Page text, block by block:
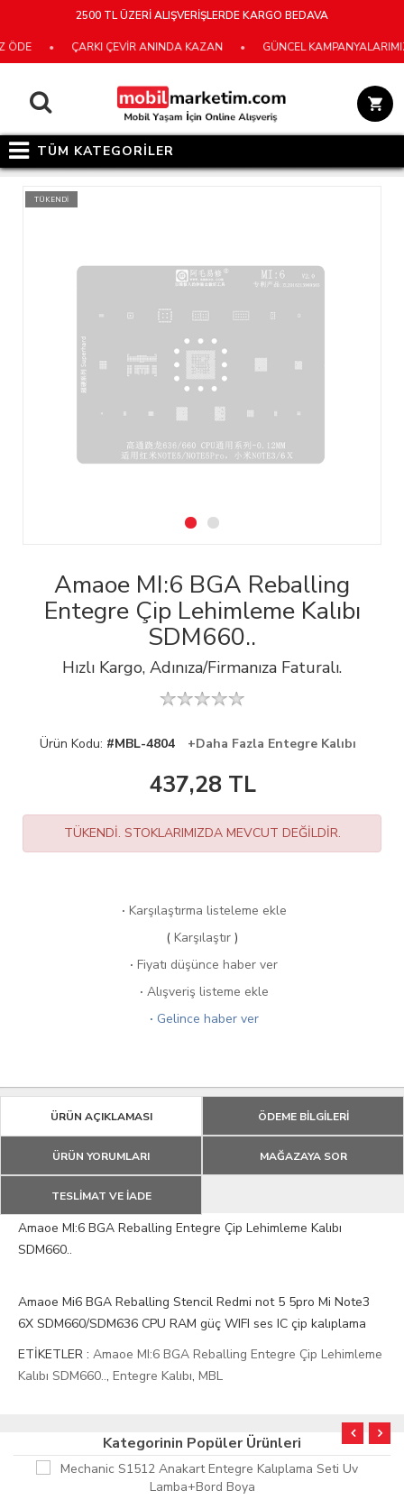
2500 TL ÜZERİ ALIŞVERİŞLERDE KARGO BEDAVA
ÇARKI ÇEVİR ANINDA KAZAN GÜNCEL KAMPANYALARIMIZ
TÜM KATEGORİLER
TÜKENDİ
Amaoe MI:6 BGA Reballing
Entegre Çip Lehimleme Kalıbı
SDM660..
Hızlı Kargo, Adınıza/Firmanıza Faturalı.
Ürün Kodu: #MBL-4804 +Daha Fazla Entegre Kalıbı
437,28TL
TÜKENDİ. STOKLARIMIZDA MEVCUT DEĞİLDİR.
· Karşılaştırma listeleme ekle
( Karşılaştır )
· Fiyatı düşünce haber ver
· Alışveriş listeme ekle
· Gelince haber ver
ÜRÜN AÇIKLAMASI ÖDEME BİLGİLERİ
ÜRÜN YORUMLARI MAĞAZAYA SOR
TESLİMAT VE İADE
Amaoe MI:6 BGA Reballing Entegre Çip Lehimleme Kalıbı
SDM660..
Amaoe Mi6 BGA Reballing Stencil Redmi not 5 5pro Mi Note3
6X SDM660/SDM636 CPU RAM güç WIFI ses IC çip kalıplama
ETİKETLER : Amaoe MI:6 BGA Reballing Entegre Çip Lehimleme
Kalıbı SDM660.., Entegre Kalıbı, MBL
Kategorinin Popüler Ürünleri
KURUMSAL FATURA HIZLI KARGO